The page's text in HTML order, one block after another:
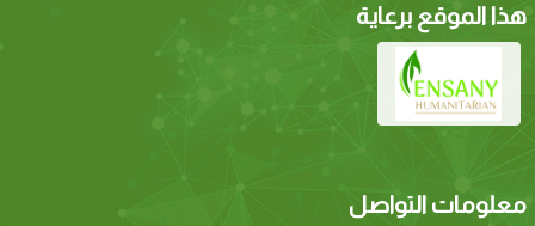
هذا الموقع برعاية
معلومات التواصل